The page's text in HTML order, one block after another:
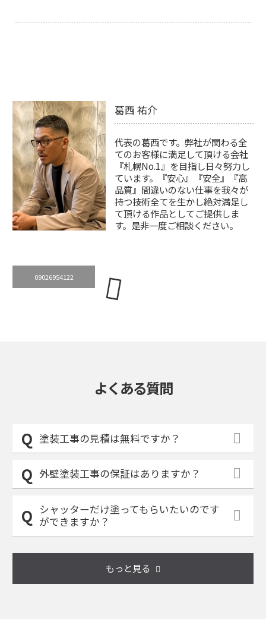
葛西 祐介
代表の葛西です。弊社が関わる全
てのお客様に満足して頂ける会社
『札幌No.1』を目指し日々努力し
ています。『安心』『安全』『高
品質』間違いのない仕事を我々が
持つ技術全てを生かし絶対満足し
て頂ける作品としてご提供しま
す。是非一度ご相談ください。
09026954122
よくある質問
塗装工事の見積は無料ですか？
外壁塗装工事の保証はありますか？
シャッターだけ塗ってもらいたいのです
ができますか？
もっと見る